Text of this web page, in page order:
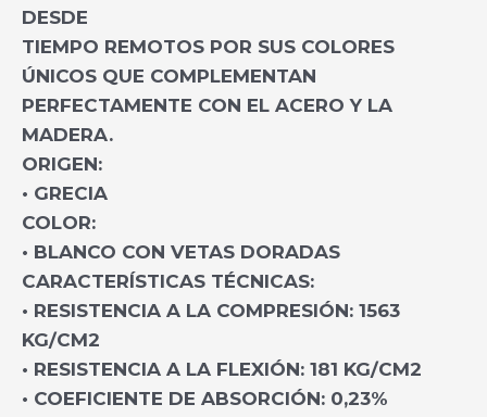
DESDE
TIEMPO REMOTOS POR SUS COLORES
ÚNICOS QUE COMPLEMENTAN
PERFECTAMENTE CON EL ACERO Y LA
MADERA.
ORIGEN:
• GRECIA
COLOR:
• BLANCO CON VETAS DORADAS
CARACTERÍSTICAS TÉCNICAS:
• RESISTENCIA A LA COMPRESIÓN: 1563
KG/CM2
• RESISTENCIA A LA FLEXIÓN: 181 KG/CM2
• COEFICIENTE DE ABSORCIÓN: 0,23%